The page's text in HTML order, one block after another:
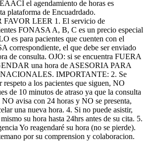
el agendamiento de horas es
plataforma de Encuadrdado.
LEER 1. El servicio de
FONASA A, B, C es un precio especial
es para pacientes que cuenten con el
correspondiente, el que debe ser enviado
de consulta. OJO: si se encuentra FUERA
una hora de ASESORIA PARA
IMPORTANTE: 2. Se
respeto a los pacientes que siguen, NO
de 10 minutos de atraso ya que la consulta
avisa con 24 horas y NO se presenta,
una nueva hora. 4. Si no puede asistir,
su hora hasta 24hrs antes de su cita. 5.
Yo reagendaré su hora (no se pierde).
por su comprension y colaboracion.